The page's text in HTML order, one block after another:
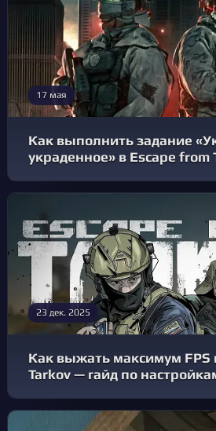
17 мая
Как выполнить задание
украденное» в Escape from
23 дек. 2025
Как выжать максимум FPS
Tarkov — гайд по